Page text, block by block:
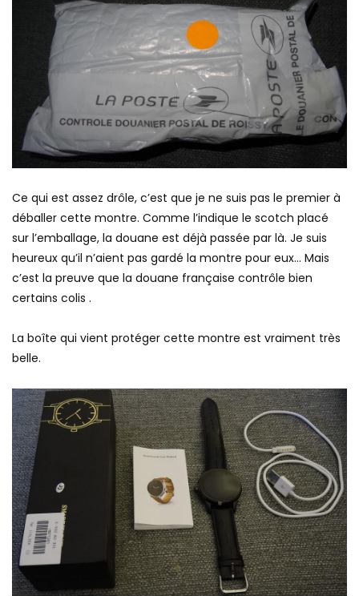
Ce qui est assez drôle, c’est que je ne suis pas le premier à
déballer cette montre. Comme l’indique le scotch placé
sur l’emballage, la douane est déjà passée par là. Je suis
heureux qu’il n’aient pas gardé la montre pour eux… Mais
c’est la preuve que la douane française contrôle bien
certains colis .
La boîte qui vient protéger cette montre est vraiment très
belle.